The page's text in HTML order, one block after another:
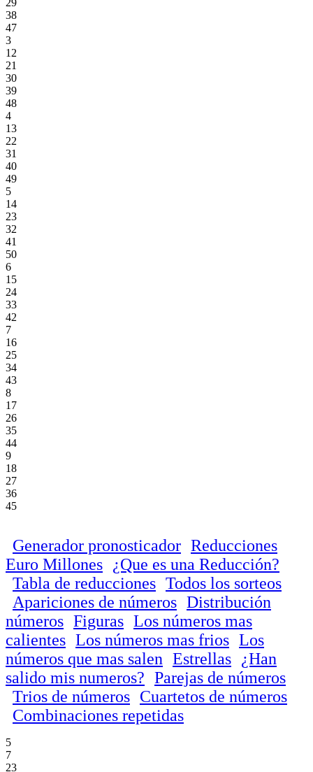
38
47
3
12
21
30
39
48
4
13
22
31
40
49
5
14
23
32
41
50
6
15
24
33
42
7
16
25
34
43
8
17
26
35
44
9
18
27
36
45
Generador pronosticador Reducciones
Euro Millones
¿Que es una Reducción?
Tabla de reducciones Todos los sorteos
Apariciones de números Distribución
números Figuras Los números mas
calientes Los números mas frios Los
números que mas salen Estrellas
¿Han
salido mis numeros? Parejas de números
Trios de números Cuartetos de números
Combinaciones repetidas
5
7
23